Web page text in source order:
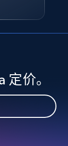
and
定价。